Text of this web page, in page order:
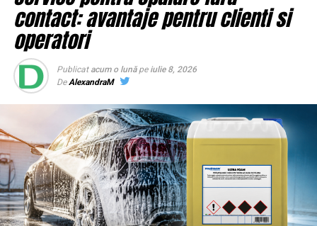
serviciile! | BrailaMEA
NU RATATI
EXCLUSIV/FĂTĂLĂUL DIAMANTIN CU EPOLEȚI, NEDELCU
CĂTĂLIN, FIU DE SECURIST SADEA
contact: avantaje pentru clienti si
operatori
Publicat acum o lună pe iulie 8, 2026
De AlexandraM